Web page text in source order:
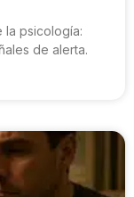
la psicología:
de alerta.